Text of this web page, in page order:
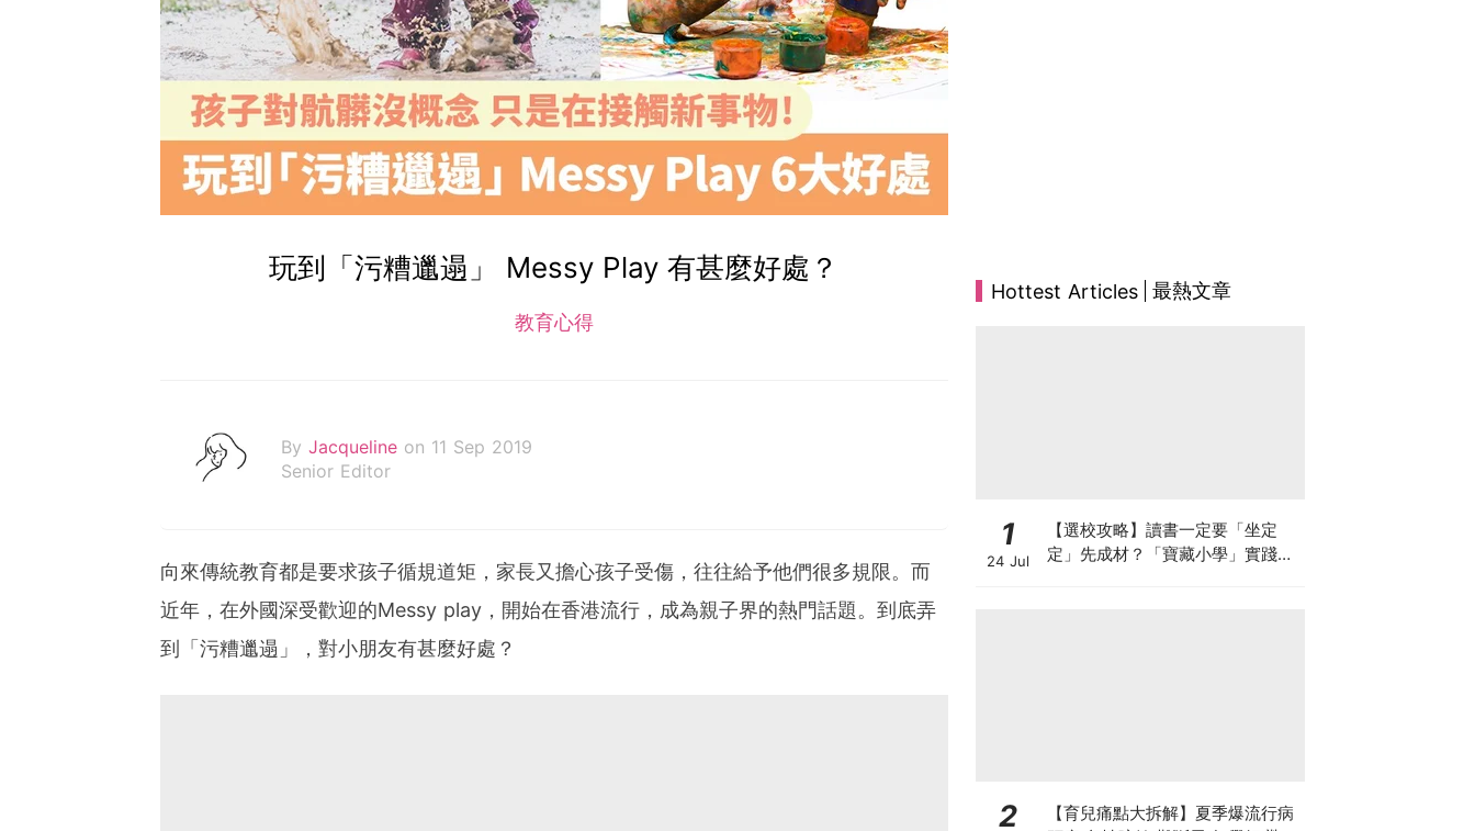
玩到「污糟邋遢」 Messy Play 有甚麼好處？
教育心得
By Jacqueline on 11 Sep 2019
Senior Editor
向來傳統教育都是要求孩子循規道矩，家長又擔心孩子受傷，往往給予他們很多規限。而
近年，在外國深受歡迎的Messy play，開始在香港流行，成為親子界的熱門話題。到底弄
到「污糟邋遢」，對小朋友有甚麼好處？
Hottest Articles 最熱文章
1
24 Jul
【選校攻略】讀書一定要「坐定
定」先成材？「寶藏小學」實踐動
2
【育兒痛點大拆解】夏季爆流行病